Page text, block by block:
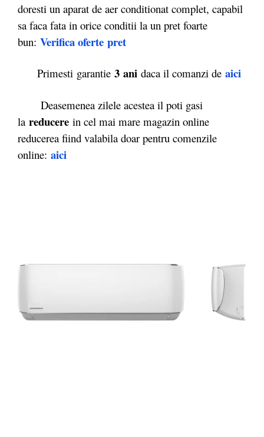
doresti un aparat de aer conditionat complet, capabil
sa faca fata in orice conditii la un pret foarte
bun: Verifica oferte pret
Primesti garantie 3 ani daca il comanzi de aici
Deasemenea zilele acestea il poti gasi
la reducere in cel mai mare magazin online
reducerea fiind valabila doar pentru comenzile
online: aici